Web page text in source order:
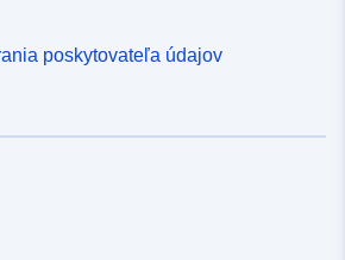
poskytovateľa údajov